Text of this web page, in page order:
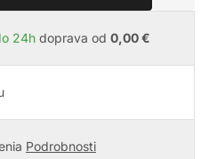
24h doprava od 0,00 €
Podrobnosti